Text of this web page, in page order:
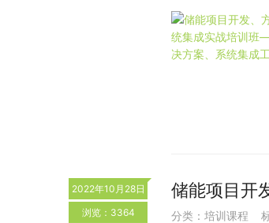
2022年10月28日
浏览：3364
储能项目开
分类： 培训课程 标